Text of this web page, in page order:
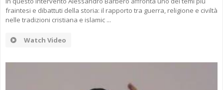
fraintesi e dibattuti della storia: il rapporto tra guerra, religione e civiltà
nelle tradizioni cristiana e islamic ...
Watch Video